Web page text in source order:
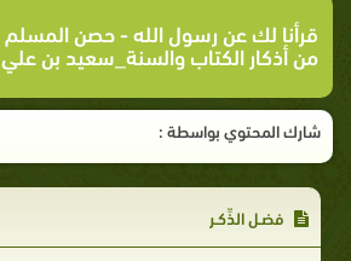
قرأنا لك عن رسول الله- حصن المسلم
من أذكار الكتاب والسنة_سعيد بن علي
شارك المحتوي بواسطة :
فضـل الذِّكـر